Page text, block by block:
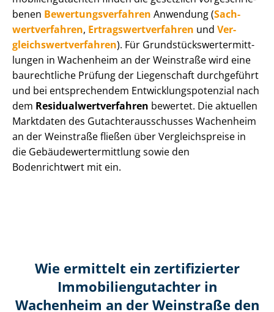
be­nen Be­wer­tungs­ver­fah­ren Anwendung (Sach­
wert­ver­fah­ren, Er­trags­wert­ver­fah­ren und Ver­
gleichs­wert­ver­fah­ren). Für Grund­stücks­wert­ermitt­
lun­gen in Wachenheim an der Weinstraße wird eine
baurechtliche Prüfung der Liegenschaft durchgeführt
und bei entsprechendem Ent­wick­lungs­po­ten­zi­al nach
dem Re­si­du­al­wert­ver­fah­ren bewertet. Die aktuellen
Marktdaten des Gut­ach­ter­aus­schus­ses Wachenheim
an der Weinstraße fließen über Ver­gleichs­prei­se in
die Ge­bäu­de­wert­ermitt­lung sowie den
Bodenrichtwert mit ein.
Wie ermittelt ein zertifizierter
Immobilien­gutachter in
Wachenheim an der Weinstraße den